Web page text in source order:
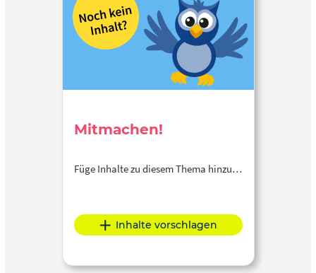
Mitmachen!
Füge Inhalte zu diesem Thema hinzu…
Inhalte vorschlagen